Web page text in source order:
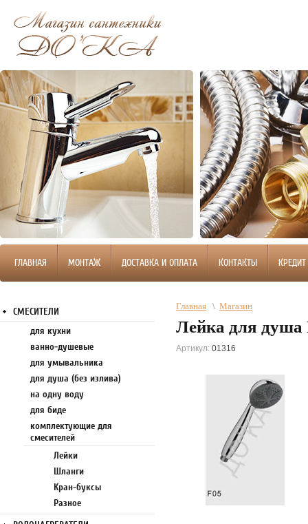
ГЛАВНАЯ МОНТАЖ ДОСТАВКА И ОПЛАТА КОНТАКТЫ КРЕДИТ
Главная \ Магазин
Лейка для душа
Артикул: 01316
СМЕСИТЕЛИ
для кухни
ванно-душевые
для умывальника
для душа (без излива)
на одну воду
для биде
комплектующие для
смесителей
Лейки
Шланги
Кран-буксы
Разное